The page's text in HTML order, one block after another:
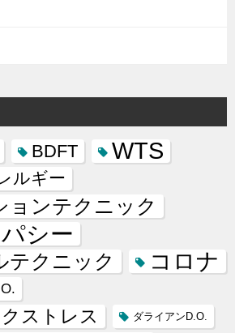
BDFT WTS
ルギー
ョンテクニック
シー
テクニック コロナ
ストレス ダライアンD.O.